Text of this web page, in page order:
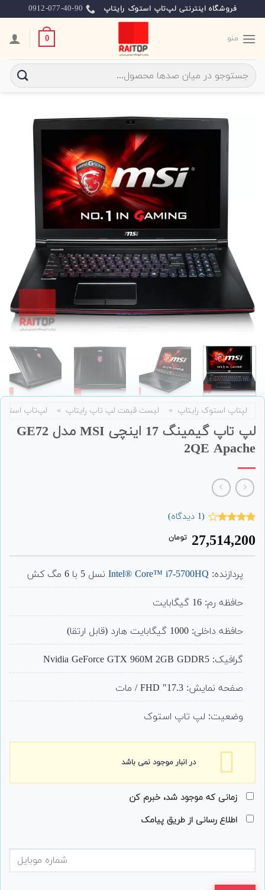
to
content
فروشگاه اینترنتی لپ‌تاپ استوک رایتاپ 0912-077-40-90
منو 0
جستجو
برای:
لپتاپ استوک رایتاپ » لیست قیمت لپ تاپ رایتاپ » لپ‌تاپ
لپ تاپ گیمینگ 17 اینچی MSI مدل GE72
2QE Apache
4.00
از 5
مشتری
(
1 دیدگاه)
27,514,200 تومان
پردازنده: Intel® Core™ i7-5700HQنسل 5 با 6 مگ کش
حافظه رم: 16 گیگابایت
حافظه داخلی: 1000 گیگابایت هارد (قابل ارتقا)
گرافیک: Nvidia GeForce GTX 960M 2GB GDDR5
صفحه نمایش: 17.3″ FHD / مات
وضعیت: لپ تاپ استوک
در انبار موجود نمی باشد
زمانی که موجود شد، خبرم کن
اطلاع رسانی از طریق پیامک